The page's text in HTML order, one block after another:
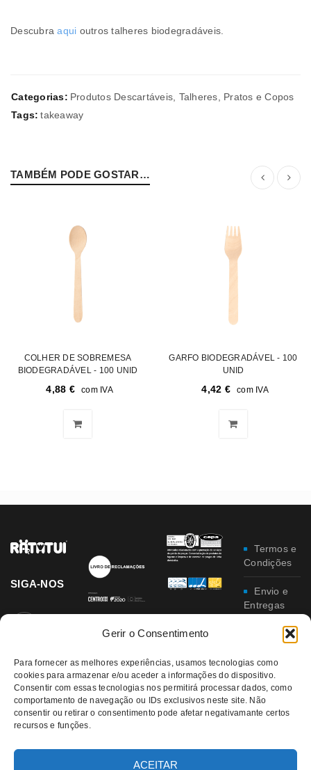
Gerir o Consentimento
Para fornecer as melhores experiências, usamos tecnologias como
cookies para armazenar e/ou aceder a informações do dispositivo.
Consentir com essas tecnologias nos permitirá processar dados, como
comportamento de navegação ou IDs exclusivos neste site. Não
consentir ou retirar o consentimento pode afetar negativamante certos
recursos e funções.
ACEITAR
Descubraaqui outros talheres biodegradáveis.
Categorias: Produtos Descartáveis, Talheres, Pratos e Copos
Tags: takeaway
TAMBÉM PODE GOSTAR…
COLHER DE SOBREMESA
BIODEGRADÁVEL - 100 UNID
4,88 € com IVA
GARFO BIODEGRADÁVEL - 100
UNID
4,42 € com IVA
SIGA-NOS
Termos e
Condições
Envio e
Entregas
Trocas e
Política
de
Privacidade
da